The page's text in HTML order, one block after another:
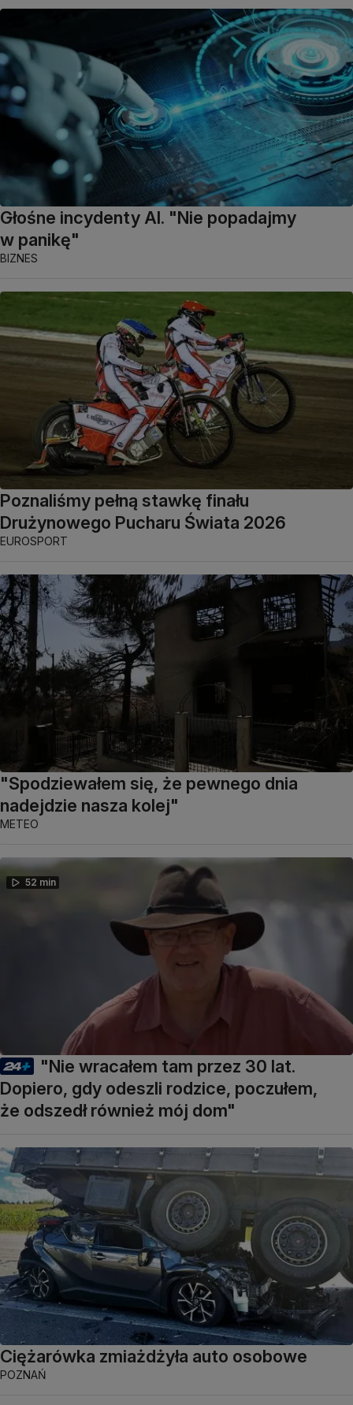
Głośne incydenty AI. "Nie popadajmy
w panikę"
BIZNES
Poznaliśmy pełną stawkę finału
Drużynowego Pucharu Świata 2026
EUROSPORT
"Spodziewałem się, że pewnego dnia
nadejdzie nasza kolej"
METEO
52 min
"Nie wracałem tam przez 30 lat.
Dopiero, gdy odeszli rodzice, poczułem,
że odszedł również mój dom"
Ciężarówka zmiażdżyła auto osobowe
POZNAŃ